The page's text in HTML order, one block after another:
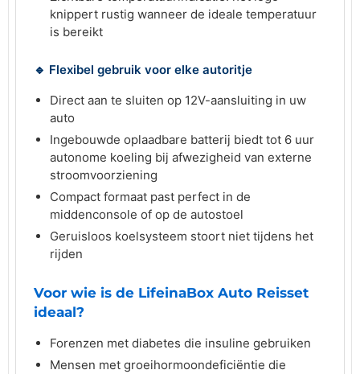
knippert rustig wanneer de ideale temperatuur
is bereikt
🔹 Flexibel gebruik voor elke autoritje
Direct aan te sluiten op 12V-aansluiting in uw
auto
Ingebouwde oplaadbare batterij biedt tot 6 uur
autonome koeling bij afwezigheid van externe
stroomvoorziening
Compact formaat past perfect in de
middenconsole of op de autostoel
Geruisloos koelsysteem stoort niet tijdens het
rijden
Voor wie is de LifeinaBox Auto Reisset
ideaal?
Forenzen met diabetes die insuline gebruiken
Mensen met groeihormoondeficiëntie die